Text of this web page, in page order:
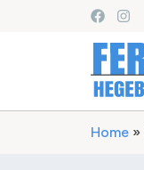
Home »